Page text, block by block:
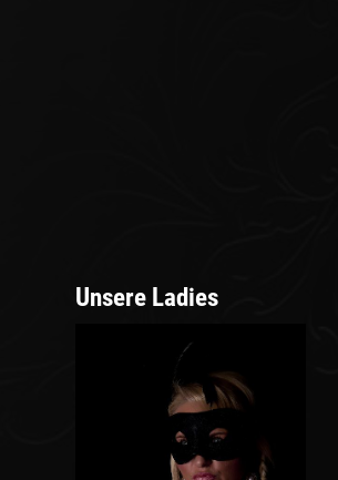
Unsere Ladies